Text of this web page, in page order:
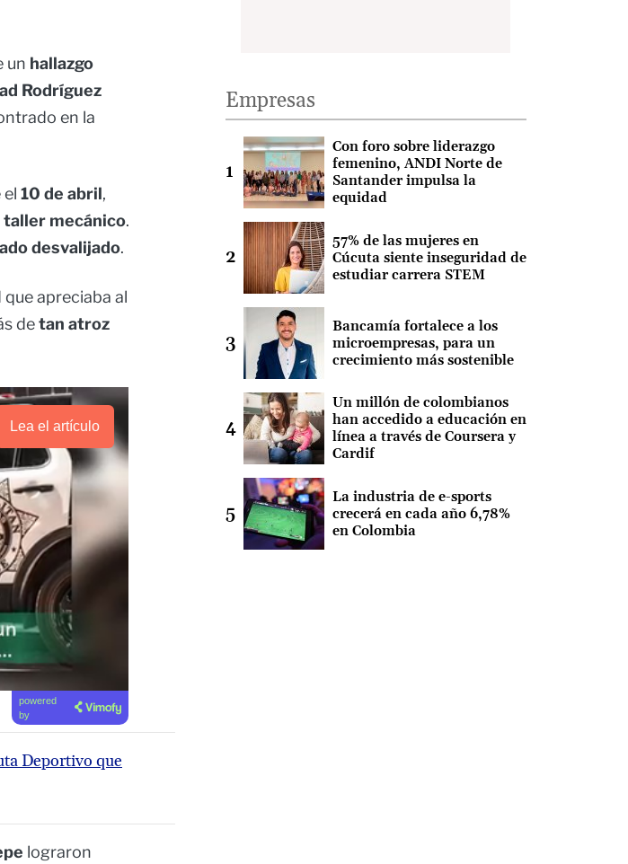
un hallazgo
Rodríguez
en la
el 10 de abril,
taller mecánico.
desvalijado.
apreciaba al
detan atroz
Lea el artículo
powered
by
Deportivo que
lograron
Empresas
Con foro sobre liderazgo
femenino, ANDI Norte de
Santander impulsa la
equidad
57% de las mujeres en
Cúcuta siente inseguridad de
estudiar carrera STEM
Bancamía fortalece a los
microempresas, para un
crecimiento más sostenible
Un millón de colombianos
han accedido a educación en
línea a través de Coursera y
Cardif
La industria de e-sports
crecerá en cada año 6,78%
en Colombia